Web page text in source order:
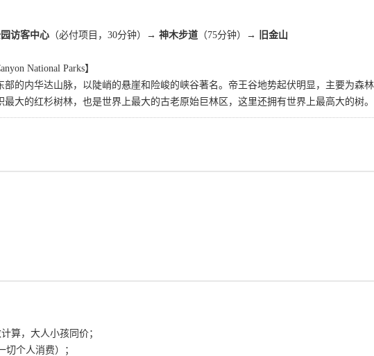
访客中心 （必付项目，30分钟）→ 神木步道 （75分钟）→
旧金山
National Parks】
部的内华达山脉，以陡峭的悬崖和险峻的峡谷著名。帝王谷地势起伏明显，主要为森
最大的红杉树林，也是世界上最大的古老原始巨林区，这里还拥有世界上最高大的树。
算，大人小孩同价；
个人消费）；